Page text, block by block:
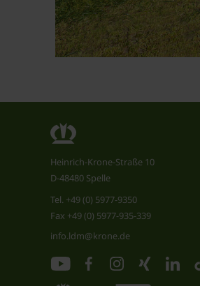
Heinrich-Krone-Straße 10
D-48480 Spelle
Tel. +49 (0) 5977-9350
Fax +49 (0) 5977-935-339
info.ldm@krone.de